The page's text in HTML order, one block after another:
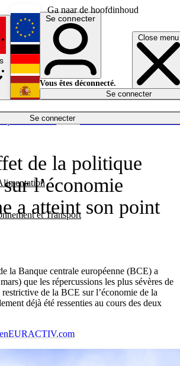
Ga naar de hoofdinhoud
Close menu
Se connecter
et Transport
Économie
English
Deutsch
Español
Se connecter
Vous êtes déconnecté.
Se connecter
de la politique
l’économie
a atteint son point
la Banque centrale européenne (BCE) a
que les répercussions les plus sévères de
de la BCE sur l’économie de la
déjà été ressenties au cours des deux
EURACTIV.com